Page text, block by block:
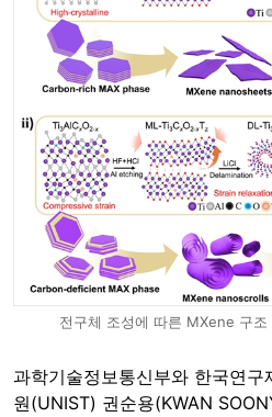
전구체 조성에 따른 MXene 구
과학기술정보통신부와 한국연
원(UNIST) 권순용(KWAN